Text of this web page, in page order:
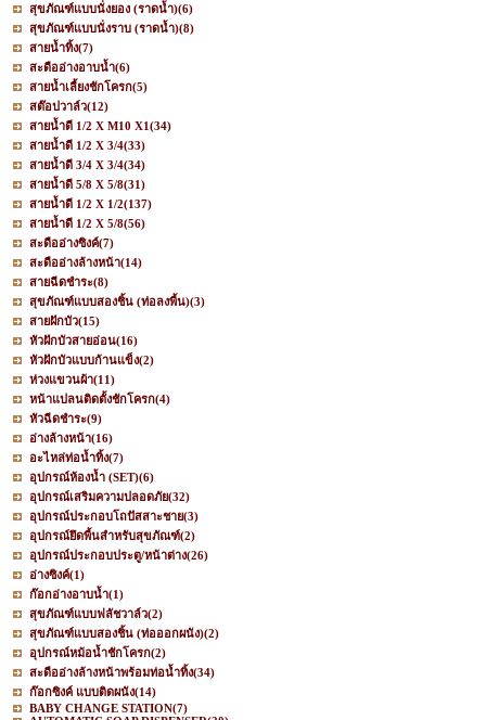
สุขภัณฑ์แบบนั่งยอง (ราดน้ำ)(6)
สุขภัณฑ์แบบนั่งราบ (ราดน้ำ)(8)
สายน้ำทิ้ง(7)
สะดืออ่างอาบน้ำ(6)
สายน้ำเลี้ยงชักโครก(5)
สต๊อปวาล์ว(12)
สายน้ำดี 1/2 X M10 X1(34)
สายน้ำดี 1/2 X 3/4(33)
สายน้ำดี 3/4 X 3/4(34)
สายน้ำดี 5/8 X 5/8(31)
สายน้ำดี 1/2 X 1/2(137)
สายน้ำดี 1/2 X 5/8(56)
สะดืออ่างซิงค์(7)
สะดืออ่างล้างหน้า(14)
สายฉีดชำระ(8)
สุขภัณฑ์แบบสองชิ้น (ท่อลงพื้น)(3)
สายฝักบัว(15)
หัวฝักบัวสายอ่อน(16)
หัวฝักบัวแบบก้านแข็ง(2)
ห่วงแขวนผ้า(11)
หน้าแปลนติดตั้งชักโครก(4)
หัวฉีดชำระ(9)
อ่างล้างหน้า(16)
อะไหล่ท่อน้ำทิ้ง(7)
อุปกรณ์ห้องน้ำ (SET)(6)
อุปกรณ์เสริมความปลอดภัย(32)
อุปกรณ์ประกอบโถปัสสาะชาย(3)
อุปกรณ์ยึดพื้นสำหรับสุขภัณฑ์(2)
อุปกรณ์ประกอบประตู/หน้าต่าง(26)
อ่างซิงค์(1)
ก๊อกอ่างอาบน้ำ(1)
สุขภัณฑ์แบบฟลัชวาล์ว(2)
สุขภัณฑ์แบบสองชิ้น (ท่อออกผนัง)(2)
อุปกรณ์หม้อน้ำชักโครก(2)
สะดืออ่างล้างหน้าพร้อมท่อน้ำทิ้ง(34)
ก๊อกซิงค์ แบบติดผนัง(14)
BABY CHANGE STATION(7)